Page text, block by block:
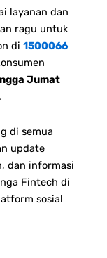
layanan dan
ragu untuk
di 1500066
Jumat
.
di semua
update
dan informasi
Fintech di
sosial